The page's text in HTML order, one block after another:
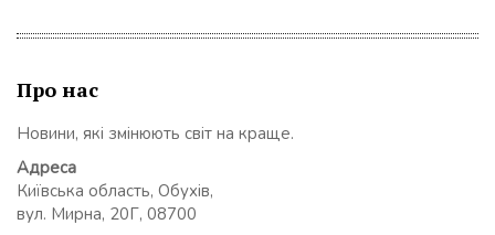
Про нас
Новини, які змінюють світ на краще.
Адреса
Київська область, Обухів,
вул. Мирна, 20Г, 08700